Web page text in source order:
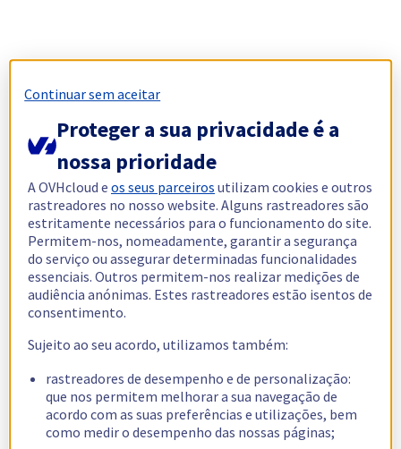
Continuar sem aceitar
Proteger a sua privacidade é a
nossa prioridade
A OVHcloud eos seus parceiros utilizam cookies e outros
rastreadores no nosso website. Alguns rastreadores são
estritamente necessários para o funcionamento do site.
Permitem-nos, nomeadamente, garantir a segurança
do serviço ou assegurar determinadas funcionalidades
essenciais. Outros permitem-nos realizar medições de
audiência anónimas. Estes rastreadores estão isentos de
consentimento.
Sujeito ao seu acordo, utilizamos também:
rastreadores de desempenho e de personalização:
que nos permitem melhorar a sua navegação de
acordo com as suas preferências e utilizações, bem
como medir o desempenho das nossas páginas;